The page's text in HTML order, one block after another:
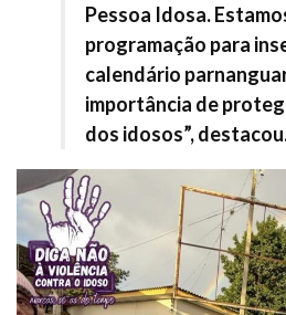
Pessoa Idosa.
programação para
calendário
importância de
dos idosos”,